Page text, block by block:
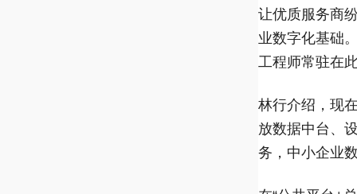
让优质服务商
业数字化基础
工程师常驻在
林行介绍，现
放数据中台、
务，中小企业